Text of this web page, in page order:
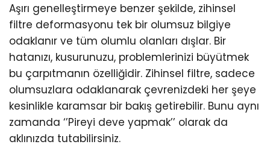
Aşırı genelleştirmeye benzer şekilde, zihinsel
filtre deformasyonu tek bir olumsuz bilgiye
odaklanır ve tüm olumlu olanları dışlar. Bir
hatanızı, kusurunuzu, problemlerinizi büyütmek
bu çarpıtmanın özelliğidir. Zihinsel filtre, sadece
olumsuzlara odaklanarak çevrenizdeki her şeye
kesinlikle karamsar bir bakış getirebilir. Bunu aynı
zamanda ‘’Pireyi deve yapmak’’ olarak da
aklınızda tutabilirsiniz.